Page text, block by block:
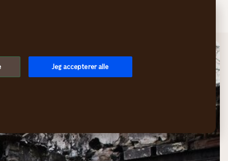
Jeg accepterer alle